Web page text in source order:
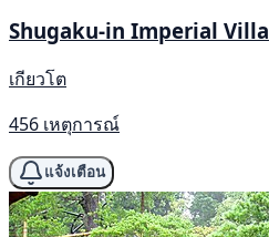
Shugaku-in Imperial Villa
เกียวโต
456 เหตุการณ์
แจ้งเตือน